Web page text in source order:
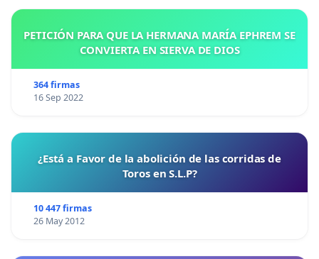
PETICIÓN PARA QUE LA HERMANA MARÍA EPHREM SE
CONVIERTA EN SIERVA DE DIOS
364 firmas
16 Sep 2022
¿Está a Favor de la abolición de las corridas de
Toros en S.L.P?
10 447 firmas
26 May 2012